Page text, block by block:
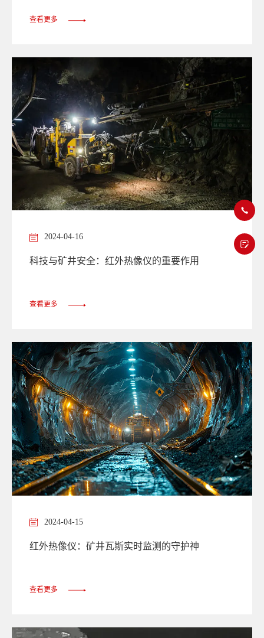
查看更多
2024-04-16
科技与矿井安全：红外热像仪的重要作用
查看更多
2024-04-15
红外热像仪：矿井瓦斯实时监测的守护神
查看更多